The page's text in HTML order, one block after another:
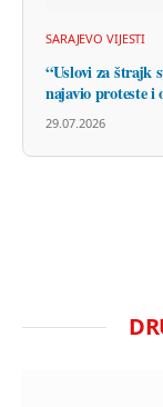
SARAJEVO VIJESTI
“Uslovi za štrajk
najavio proteste i
29.07.2026